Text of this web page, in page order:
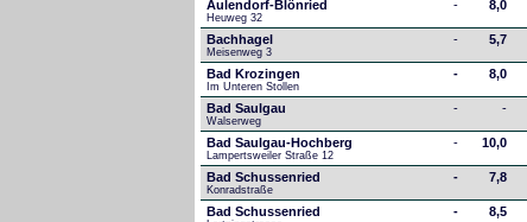
Aulendorf-Blönried
Heuweg 32
- 8,0
Bachhagel
Meisenweg 3
- 5,7
Bad Krozingen
Im Unteren Stollen
- 8,0
Bad Saulgau
Walserweg
- -
Bad Saulgau-Hochberg
Lampertsweiler Straße 12
- 10,0
Bad Schussenried
Konradstraße
- 7,8
Bad Schussenried - 8,5